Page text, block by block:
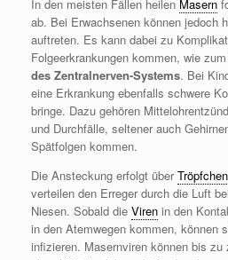
In den meisten Fällen heilen Masern
ab. Bei Erwachsenen können jedoch
auftreten. Es kann dabei zu
Folgeerkrankungen kommen, wie
des Zentralnerven-Systems. Bei
eine Erkrankung ebenfalls schwere
bringe. Dazu gehören
und Durchfälle, seltener auch
Spätfolgen kommen.
Die Ansteckung erfolgt über
verteilen den Erreger durch die Luft
Niesen. Sobald die Viren in den
in den Atemwegen kommen, können
infizieren. Masernviren können bis